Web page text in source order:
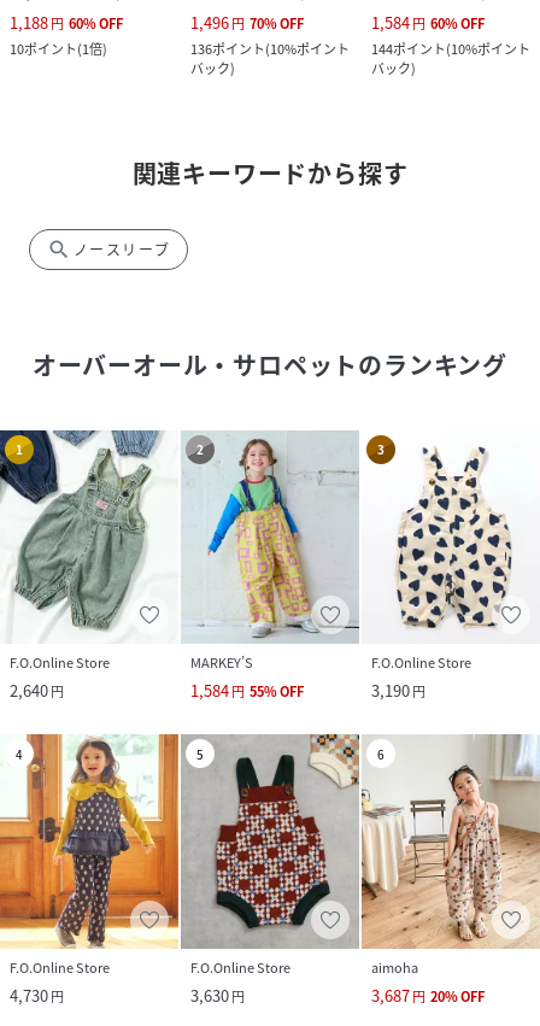
1,188円 60%OFF
10ポイント(1倍)
1,496円 70%OFF
136ポイント(10%ポイント
バック)
1,584円 60%OFF
144ポイント(10%ポイント
バック)
関連キーワードから探す
search ノースリーブ
オーバーオール・サロペットのランキング
1
F.O.Online Store
2,640円
2
MARKEY’S
1,584円 55%OFF
3
F.O.Online Store
3,190円
4
F.O.Online Store
4,730円
5
F.O.Online Store
3,630円
6
aimoha
3,687円 20%OFF